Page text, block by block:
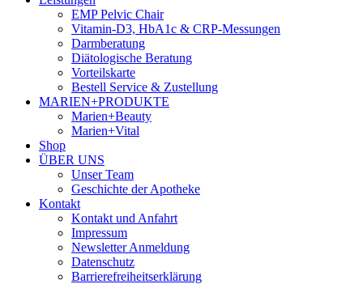
EMP Pelvic Chair
Vitamin-D3, HbA1c & CRP-Messungen
Darmberatung
Diätologische Beratung
Vorteilskarte
Bestell Service & Zustellung
MARIEN+PRODUKTE
Marien+Beauty
Marien+Vital
Shop
ÜBER UNS
Unser Team
Geschichte der Apotheke
Kontakt
Kontakt und Anfahrt
Impressum
Newsletter Anmeldung
Datenschutz
Barrierefreiheitserklärung